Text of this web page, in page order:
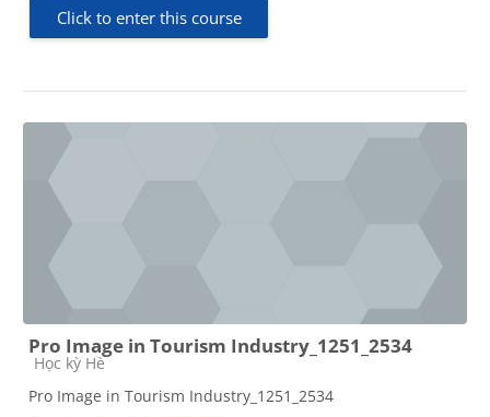
Click to enter this course
Pro Image in Tourism Industry_1251_2534
Course category
Học kỳ Hè
Pro Image in Tourism Industry_1251_2534